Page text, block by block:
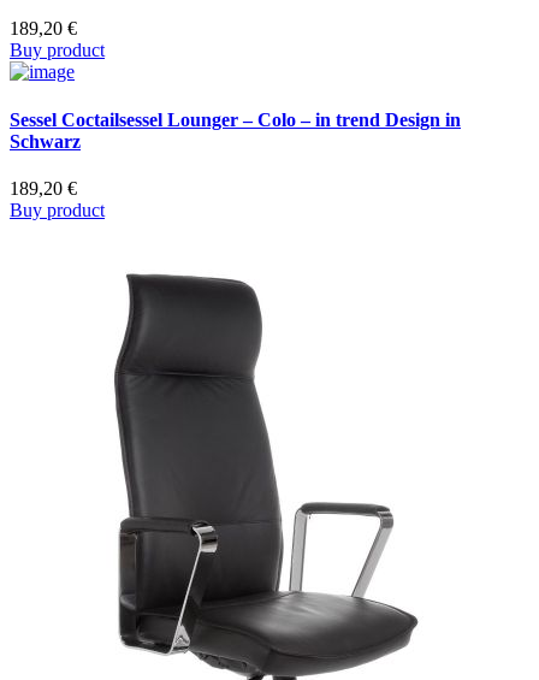
189,20 €
Buy product
Sessel Coctailsessel Lounger – Colo – in trend Design in
Schwarz
189,20 €
Buy product